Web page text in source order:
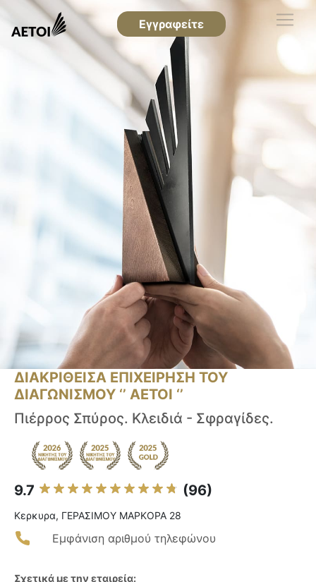
Εγγραφείτε
ΔΙΑΚΡΙΘΕΙΣΑ ΕΠΙΧΕΙΡΗΣΗ ΤΟΥ
ΔΙΑΓΩΝΙΣΜΟΥ ‘’ ΑΕΤΟΙ ‘’
Πιέρρος Σπύρος. Κλειδιά - Σφραγίδες.
9.7 (96)
Κερκυρα, ΓΕΡΑΣΙΜΟΥ ΜΑΡΚΟΡΑ 28
Εμφάνιση αριθμού τηλεφώνου
Σχετικά με την εταιρεία: